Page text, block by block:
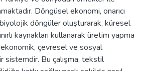
Döngüsel ekonomi, onarıcı
döngüler oluşturarak, küresel
kaynakları kullanarak üretim yapma
ekonomik, çevresel ve sosyal
sistemdir. Bu çalışma, tekstil